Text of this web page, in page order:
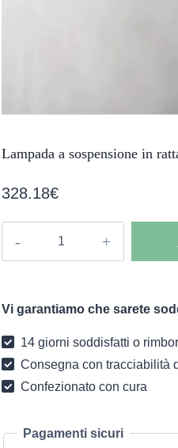
Lampada a sospensione in
328.18€
rattan
design
D60
cm
Vi garantiamo che sarete
14 giorni soddisfatti o
Consegna con tracciabilità
Confezionato con cura
Pagamenti sicuri